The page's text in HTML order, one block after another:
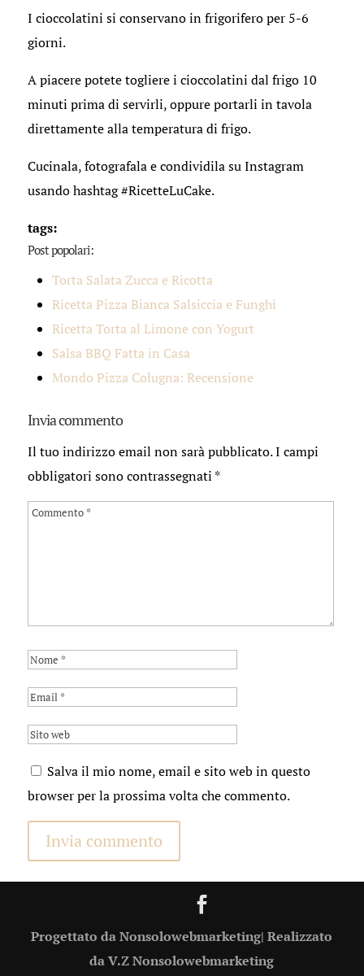
I cioccolatini si conservano in frigorifero per 5-6
giorni.
A piacere potete togliere i cioccolatini dal frigo 10
minuti prima di servirli, oppure portarli in tavola
direttamente alla temperatura di frigo.
Cucinala, fotografala e condividila su Instagram
usando hashtag #RicetteLuCake.
tags:
Post popolari:
Torta Salata Zucca e Ricotta
Ricetta Pizza Bianca Salsiccia e Funghi
Ricetta Torta al Limone con Yogurt
Salsa BBQ Fatta in Casa
Mondo Pizza Colugna: Recensione
Invia commento
Il tuo indirizzo email non sarà pubblicato. I campi
obbligatori sono contrassegnati *
Salva il mio nome, email e sito web in questo
browser per la prossima volta che commento.
Progettato da Nonsolowebmarketing| Realizzato
da V.Z Nonsolowebmarketing